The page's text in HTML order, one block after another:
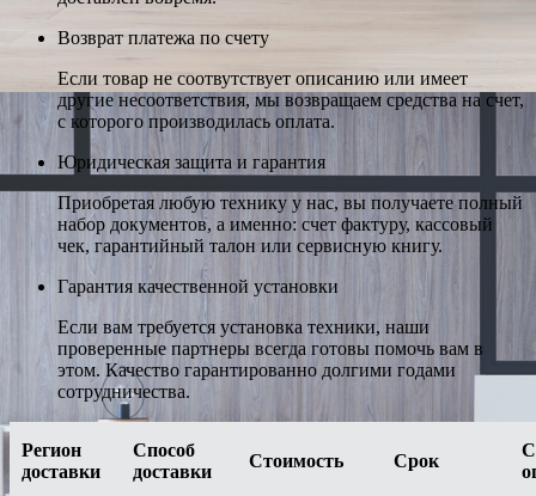
Возврат платежа по счету
Если товар не соотвутствует описанию или имеет
другие несоответствия, мы возвращаем средства на счет,
с которого производилась оплата.
Юридическая защита и гарантия
Приобретая любую технику у нас, вы получаете полный
набор документов, а именно: счет фактуру, кассовый
чек, гарантийный талон или сервисную книгу.
Гарантия качественной установки
Если вам требуется установка техники, наши
проверенные партнеры всегда готовы помочь вам в
этом. Качество гарантированно долгими годами
сотрудничества.
Регион
доставки
Способ
доставки
Стоимость Срок